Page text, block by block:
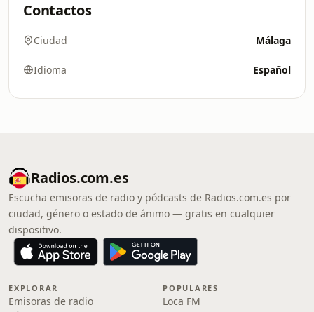
Contactos
Ciudad Málaga
Idioma Español
Radios.com.es
Escucha emisoras de radio y pódcasts de Radios.com.es por
ciudad, género o estado de ánimo — gratis en cualquier
dispositivo.
EXPLORAR
Emisoras de radio
POPULARES
Loca FM